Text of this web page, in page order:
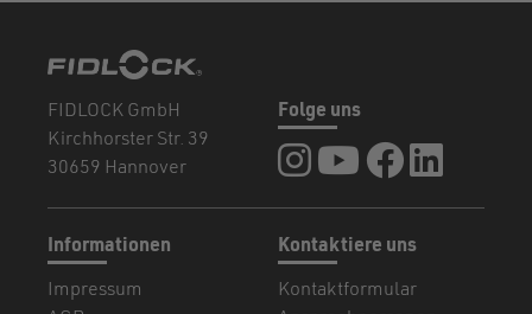
FIDLOCK GmbH
Kirchhorster Str. 39
30659 Hannover
Kontaktiere uns
Kontaktformular
Informationen
Impressum
Folge uns
FIDLOCK auf Instagram
FIDLOCK auf
FIDLOCK auf